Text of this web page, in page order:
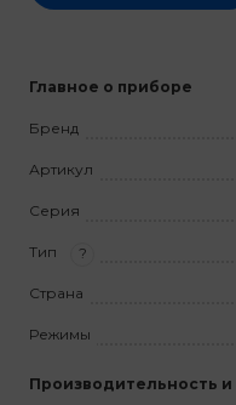
Главное о приборе
Бренд
Артикул
Серия
Тип ?
Страна
Режимы
Производительность и